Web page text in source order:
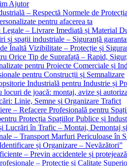
Ajutor
– Respectă Normele de
pentru afacerea ta
– Livrare Imediată și Material
și spații industriale – Siguranță
Înaltă Vizibilitate – Protecție și
Orice Tip de Suprafață – Rapid,
pentru Proiecte Comerciale și
pentru Construcții și Semnalizare
Industrială pentru Industrie și
locuri de joacă: montaj, avize și
Linie, Semne și Organizare Trafict
– Refacere Profesională pentru
Protecția Spațiilor Publice și
Lucrări în Trafic – Montaj, Demontaj
– Transport Marfuri Periculoase în
și Organizare – Nevăzători”
– Previn accidentele și
– Protecție și Calitate